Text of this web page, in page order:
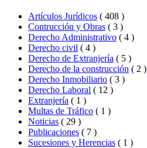
Artículos Jurídicos ( 408 )
Contrucción y Obras ( 3 )
Derecho Administrativo ( 4 )
Derecho civil ( 4 )
Derecho de Extranjería ( 5 )
Derecho de la construcción ( 2 )
Derecho Inmobiliario ( 3 )
Derecho Laboral ( 12 )
Extranjería ( 1 )
Multas de Tráfico ( 1 )
Noticias ( 29 )
Publicaciones ( 7 )
Sucesiones y Herencias ( 1 )